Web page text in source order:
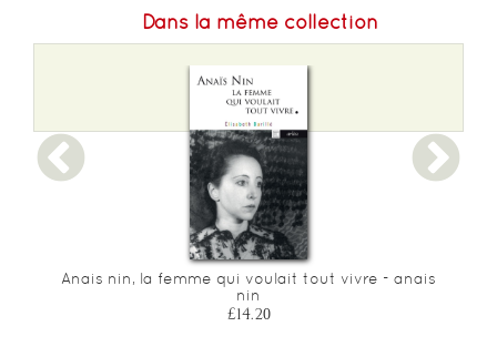
Dans la même collection
Anais nin, la femme qui voulait tout vivre - anais
nin
£14.20